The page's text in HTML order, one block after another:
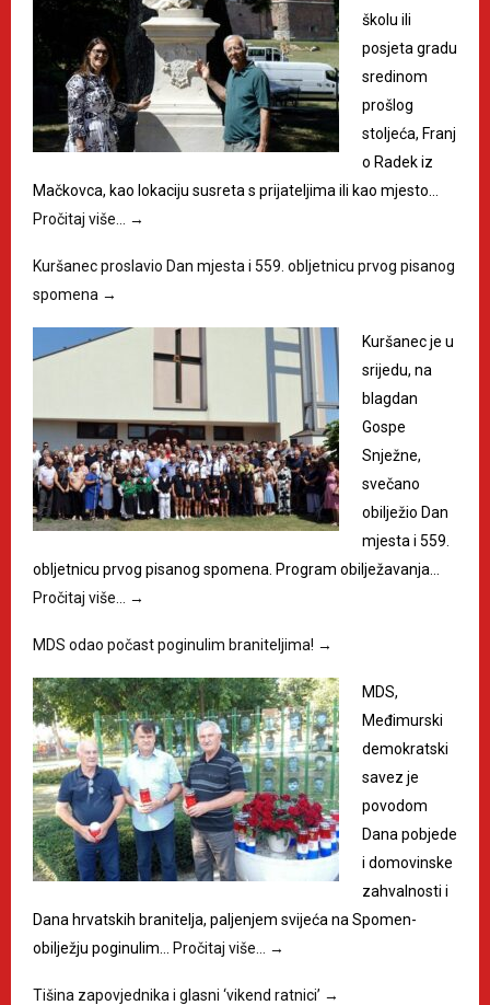
školu ili
posjeta gradu
sredinom
prošlog
stoljeća, Franj
o Radek iz
Mačkovca, kao lokaciju susreta s prijateljima ili kao mjesto…
Pročitaj više…
→
Kuršanec proslavio Dan mjesta i 559. obljetnicu prvog pisanog
spomena →
Kuršanec je u
srijedu, na
blagdan
Gospe
Snježne,
svečano
obilježio Dan
mjesta i 559.
obljetnicu prvog pisanog spomena. Program obilježavanja…
Pročitaj više…
→
MDS odao počast poginulim braniteljima! →
MDS,
Međimurski
demokratski
savez je
povodom
Dana pobjede
i domovinske
zahvalnosti i
Dana hrvatskih branitelja, paljenjem svijeća na Spomen-
obilježju poginulim… Pročitaj više… →
Tišina zapovjednika i glasni ‘vikend ratnici’ →